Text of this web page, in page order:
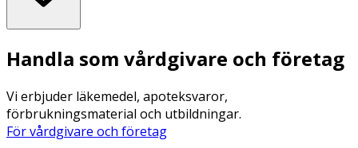
Handla som vårdgivare och företag
Vi erbjuder läkemedel, apoteksvaror,
förbrukningsmaterial och utbildningar.
För vårdgivare och företag